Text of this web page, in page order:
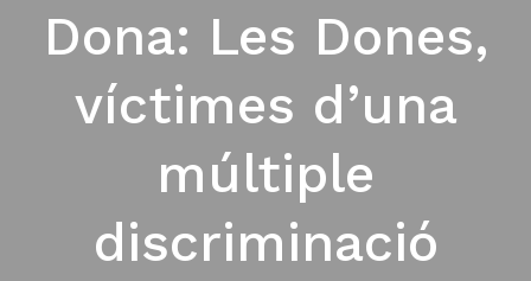
Dona: Les Dones,
víctimes d’una
múltiple
discriminació